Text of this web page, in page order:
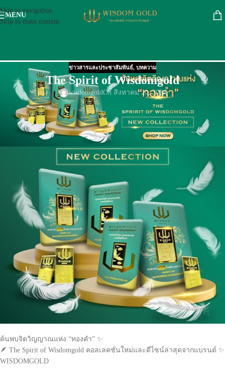
Skip to navigation
Skip to main content
MENU
ข่าวสารและประชาสัมพันธ์, บทความ
The Spirit of Wisdomgold
wisdomgoldOn สิงหาคม 20, 2024
ค้นพบจิตวิญญาณแห่ง “ทองคำ” ✨
🪶 The Spirit of Wisdomgold คอลเลคชั่นใหม่และดีไซน์ล่าสุดจากแบรนด์ ✨
WISDOMGOLD